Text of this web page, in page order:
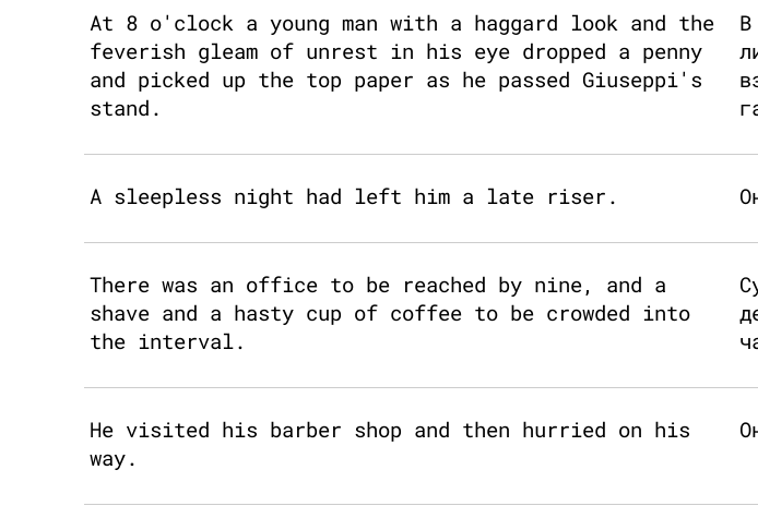
At 8 o'clock a young man with a haggard look and the
feverish gleam of unrest in his eye dropped a penny
and picked up the top paper as he passed Giuseppi's
stand.
A sleepless night had left him a late riser.
There was an office to be reached by nine, and a
shave and a hasty cup of coffee to be crowded into
the interval.
He visited his barber shop and then hurried on his
way.